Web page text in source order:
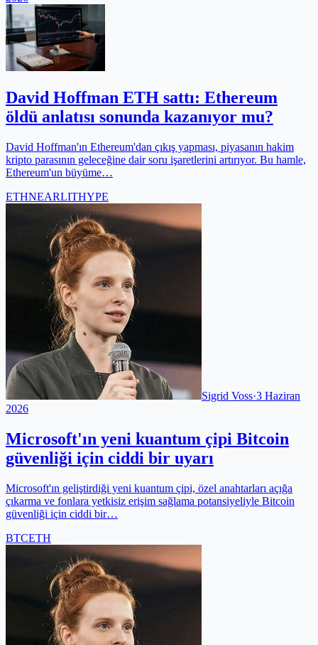
David Hoffman ETH sattı: Ethereum
öldü anlatısı sonunda kazanıyor mu?
David Hoffman'ın Ethereum'dan çıkış yapması, piyasanın hakim
kripto parasının geleceğine dair soru işaretlerini artırıyor. Bu hamle,
Ethereum'un büyüme…
ETHNEARLITHYPE
Sigrid Voss·3 Haziran
2026
Microsoft'ın yeni kuantum çipi Bitcoin
güvenliği için ciddi bir uyarı
Microsoft'ın geliştirdiği yeni kuantum çipi, özel anahtarları açığa
çıkarma ve fonlara yetkisiz erişim sağlama potansiyeliyle Bitcoin
güvenliği için ciddi bir…
BTCETH